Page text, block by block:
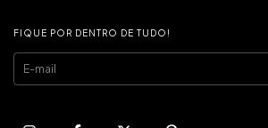
FIQUE POR DENTRO DE TUDO!